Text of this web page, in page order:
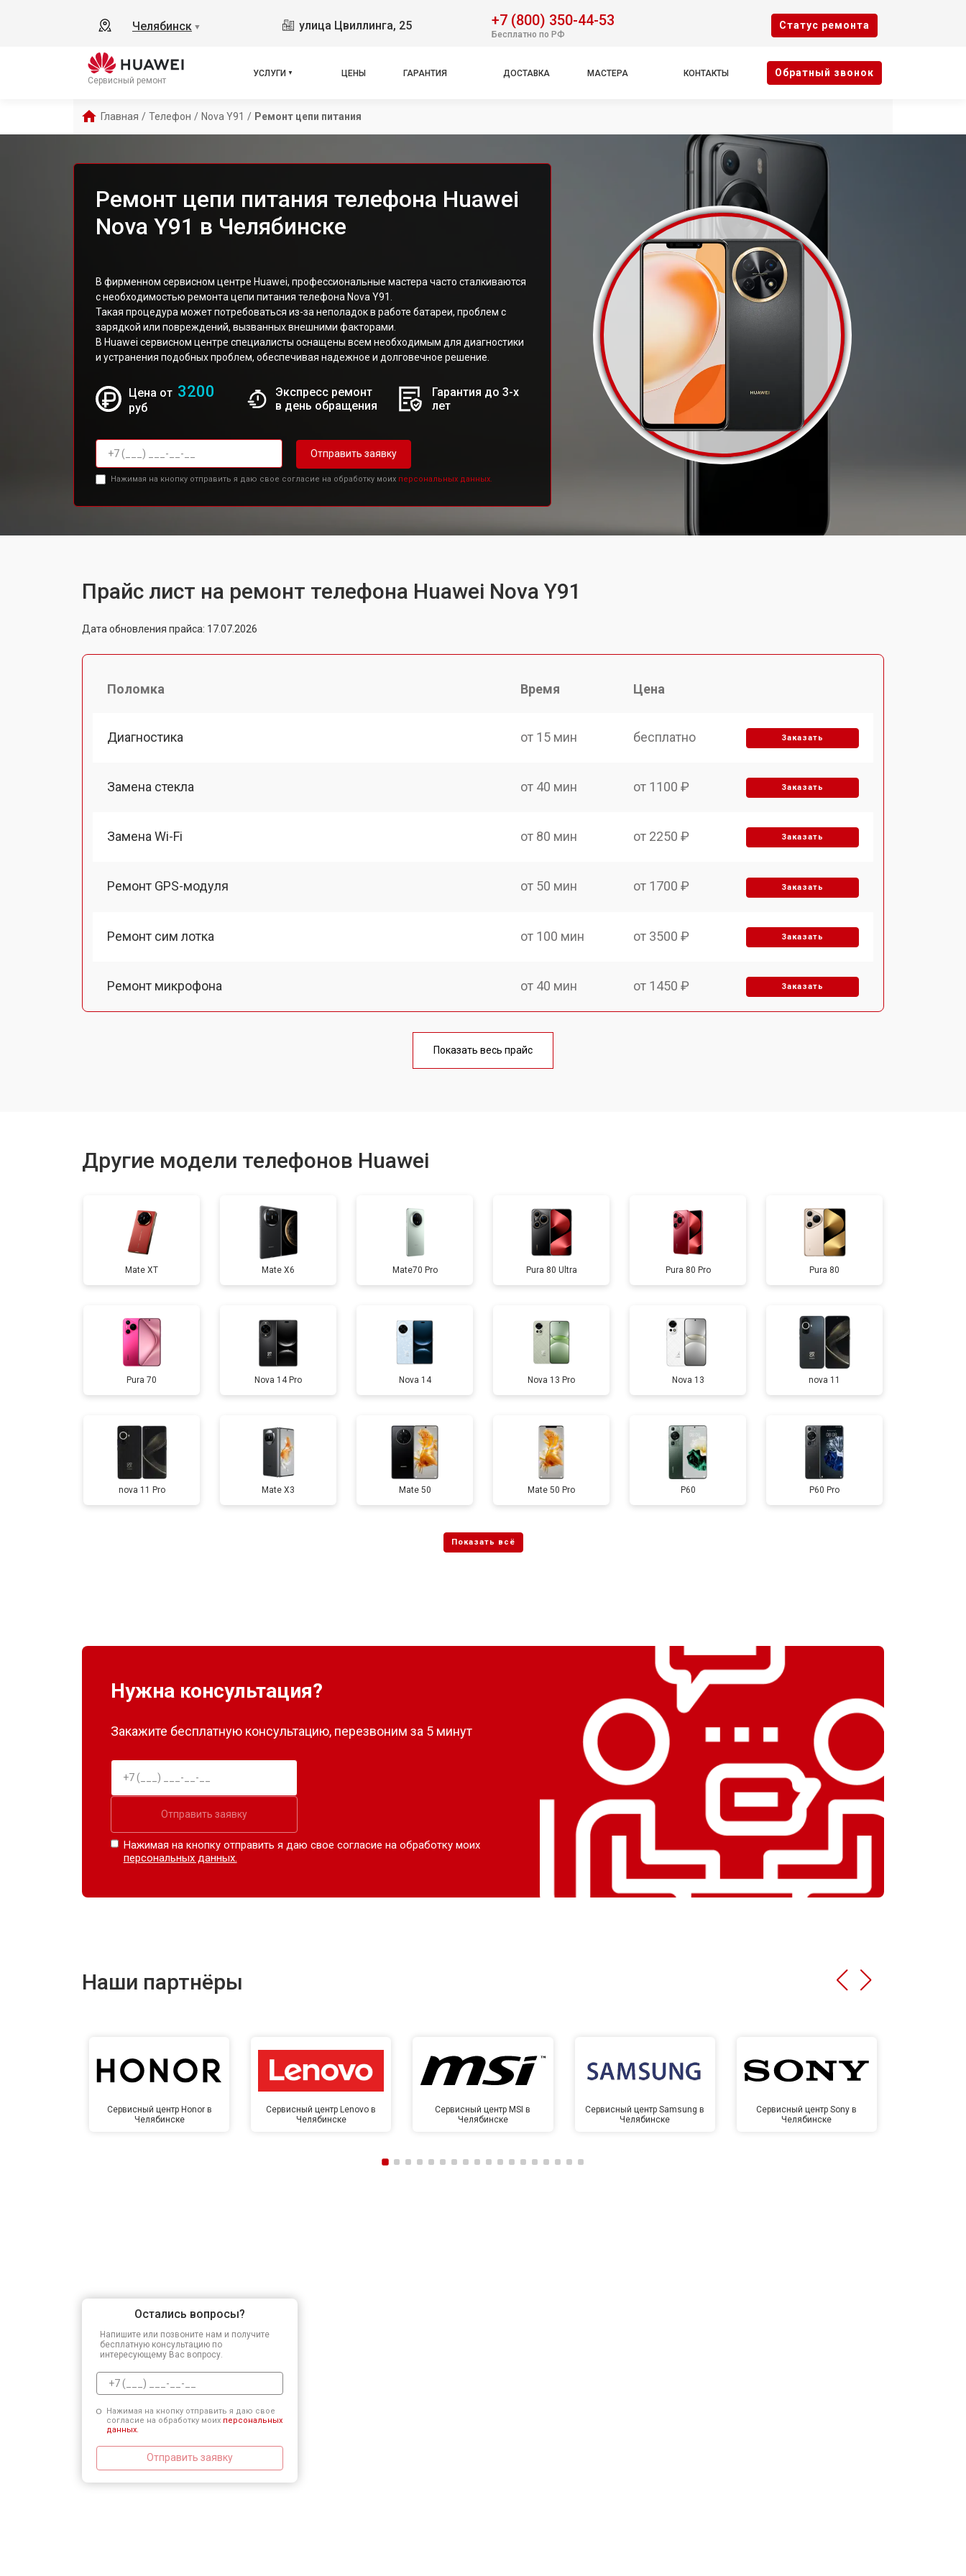
Челябинск ▼ улица Цвиллинга, 25 +7 (800) 350-44-53
Бесплатно по РФ
Cтатус ремонта
Сервисный ремонт
УСЛУГИ ЦЕНЫ ГАРАНТИЯ ДОСТАВКА МАСТЕРА КОНТАКТЫ Oбратный звонок
Главная / Телефон / Nova Y91 / Ремонт цепи питания
Ремонт цепи питания телефона Huawei
Nova Y91 в Челябинске
В фирменном сервисном центре Huawei, профессиональные мастера часто сталкиваются
с необходимостью ремонта цепи питания телефона Nova Y91.
Такая процедура может потребоваться из-за неполадок в работе батареи, проблем с
зарядкой или повреждений, вызванных внешними факторами.
В Huawei сервисном центре специалисты оснащены всем необходимым для диагностики
и устранения подобных проблем, обеспечивая надежное и долговечное решение.
Цена от 3200
руб
Экспресс ремонт
в день обращения
Гарантия до 3-х
лет
Отправить заявку
Нажимая на кнопку отправить я даю свое согласие на обработку моих персональных данных.
Прайс лист на ремонт телефона Huawei Nova Y91
Дата обновления прайса: 17.07.2026
Поломка Время Цена
Диагностика от 15 мин бесплатно Заказать
Замена стекла от 40 мин от 1100 ₽ Заказать
Замена Wi-Fi от 80 мин от 2250 ₽ Заказать
Ремонт GPS-модуля от 50 мин от 1700 ₽ Заказать
Ремонт сим лотка от 100 мин от 3500 ₽ Заказать
Ремонт микрофона от 40 мин от 1450 ₽ Заказать
от 70 мин
Замена задней крышки от 60 мин от 1400 ₽
Замена дисплея (экрана) от 60 мин от 2700 ₽ Заказать
Замена аккумулятора от 60 мин от 950 ₽ Заказать
Замена кнопки включения от 50 мин от 1750 ₽ Заказать
Ремонт динамика от 40 мин от 1400 ₽ Заказать
Показать весь прайс
Другие модели телефонов Huawei
Mate XT Mate X6 Mate70 Pro Pura 80 Ultra Pura 80 Pro Pura 80
Pura 70 Nova 14 Pro Nova 14 Nova 13 Pro Nova 13 nova 11
nova 11 Pro Mate X3 Mate 50 Mate 50 Pro P60 P60 Pro
Нужна консультация?
Закажите бесплатную консультацию, перезвоним за 5 минут
Отправить заявку
Нажимая на кнопку отправить я даю свое согласие на обработку моих
персональных данных.
Наши партнёры
Сервисный центр Honor в
Челябинске
Сервисный центр Lenovo в
Челябинске
Сервисный центр MSI в
Челябинске
Сервисный центр Samsung в
Челябинске
Сервисный центр Sony в
Челябинске
Остались вопросы?
Напишите или позвоните нам и получите
бесплатную консультацию по
интересующему Вас вопросу.
Нажимая на кнопку отправить я даю свое
согласие на обработку моих персональных
данных.
Отправить заявку